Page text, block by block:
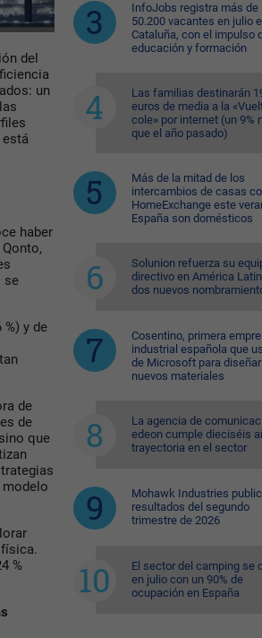
del
un
haber
se
y de
de
de
que
%
InfoJobs registra más de
50.200 vacantes en julio
Cataluña, con el impulso
educación y formación
Las familias destinarán
euros de media a la
cole» por internet (un 9%
que el año pasado)
Más de la mitad de los
intercambios de casas
HomeExchange este
España son domésticos
Solunion refuerza su
directivo en América
dos nuevos
Cosentino, primera
industrial española que
de Microsoft para diseñar
nuevos materiales
La agencia de
edeon cumple dieciséis
trayectoria en el sector
Mohawk Industries
resultados del segundo
trimestre de 2026
El sector del camping se
en julio con un 90% de
ocupación en España